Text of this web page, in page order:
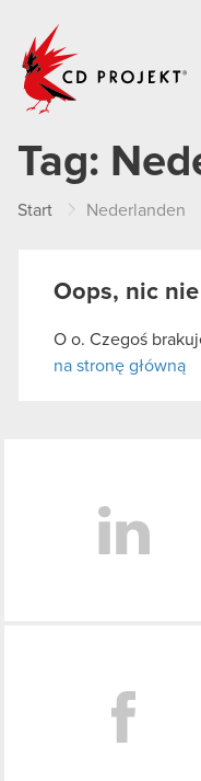
Tag:
Start Nederlanden
Oops, nic
O o. Czegoś
na stronę główną